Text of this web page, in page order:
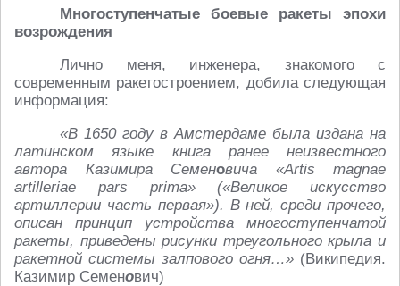
Многоступенчатые боевые ракеты эпохи
возрождения
Лично меня, инженера, знакомого с
современным ракетостроением, добила следующая
информация:
«В 1650 году в Амстердаме была издана на
латинском языке книга ранее неизвестного
автора Казимира Семеновича «Artis magnae
artilleriae pars prima» («Великое искусство
артиллерии часть первая»). В ней, среди прочего,
описан принцип устройства многоступенчатой
ракеты, приведены рисунки треугольного крыла и
ракетной системы залпового огня…» (Википедия.
Казимир Семенович)